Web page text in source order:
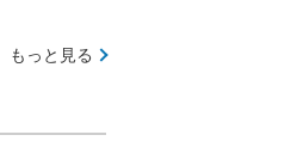
もっと見る